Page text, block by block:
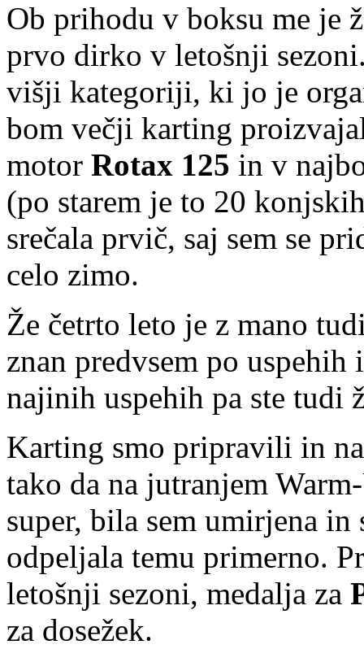
Ob prihodu v boksu me je
prvo dirko v letošnji
višji kategoriji, ki jo je
bom večji karting
motor Rotax 125 in v
(po starem je to 20
srečala prvič, saj sem se
celo zimo.
Že četrto leto je z mano
znan predvsem po
najinih uspehih pa ste tudi
Karting smo pripravili in
tako da na jutranjem
super, bila sem umirjena
odpeljala temu primerno.
letošnji sezoni, medalja za
za dosežek.